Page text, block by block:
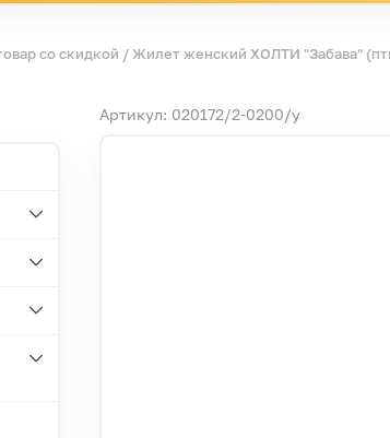
со скидкой / Жилет женский ХОЛТИ "Забава"
Артикул: 020172/2-0200/у